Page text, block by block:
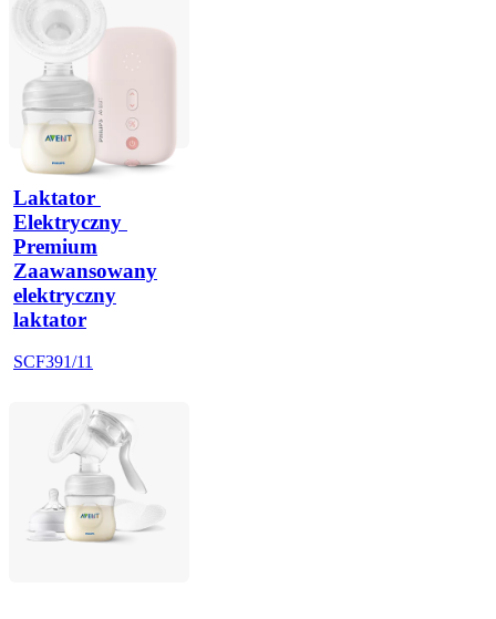
Laktator
Elektryczny
Premium
Zaawansowany
elektryczny
laktator
SCF391/11